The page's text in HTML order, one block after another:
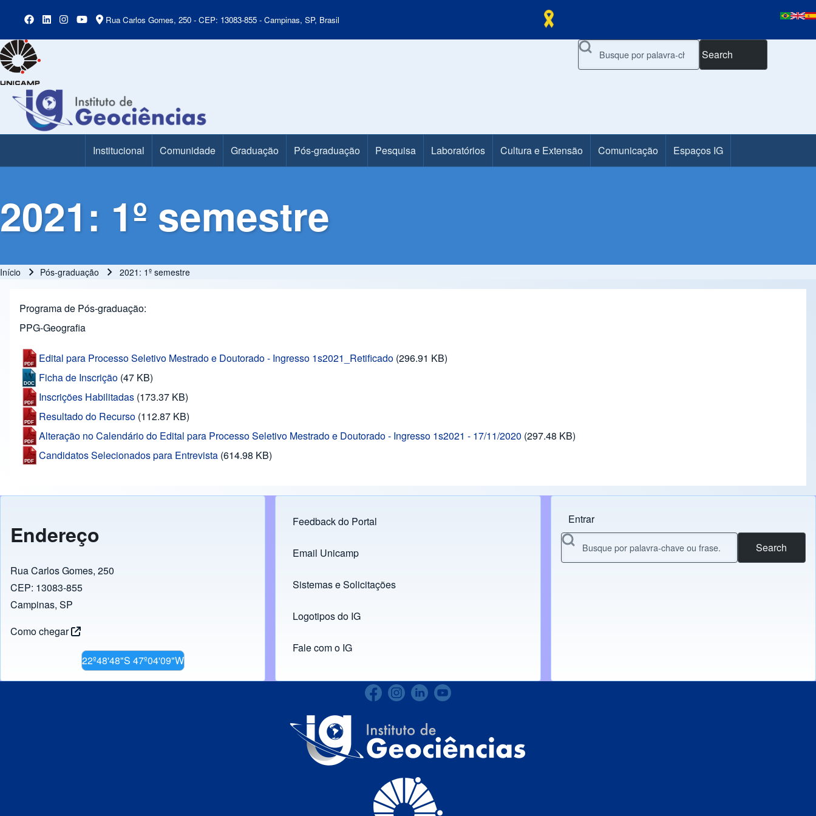
Rua Carlos Gomes, 250 - CEP: 13083-855 - Campinas, SP, Brasil
Search
Main MenuInstitucional Comunidade Graduação Pós-graduação Pesquisa Laboratórios Cultura e Extensão Comunicação Espaços IG
2021: 1º semestre
Início Pós-graduação 2021: 1º semestre
Programa de Pós-graduação
PPG-Geografia
Edital para Processo Seletivo Mestrado e Doutorado - Ingresso 1s2021_Retificado (296.91 KB)
Ficha de Inscrição (47 KB)
Inscrições Habilitadas (173.37 KB)
Resultado do Recurso (112.87 KB)
Alteração no Calendário do Edital para Processo Seletivo Mestrado e Doutorado - Ingresso 1s2021 - 17/11/2020 (297.48 KB)
Candidatos Selecionados para Entrevista (614.98 KB)
Endereço
Rua Carlos Gomes, 250
CEP: 13083-855
Campinas, SP
Como chegar
22º48'48"S 47º04'09"W
Footer menu
Feedback do Portal
Links
Email Unicamp
(opens in new tab)
Sistemas e Solicitações
(opens in new tab)
Logotipos do IG
(opens in new tab)
Fale com o IG
Menu do usuário
Entrar
Search